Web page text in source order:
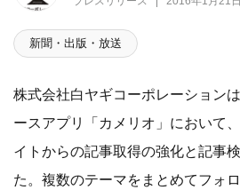
新聞・出版・放送
株式会社白ヤギコーポレーション
ースアプリ「カメリオ」において
イトからの記事取得の強化と記事
た。複数のテーマをまとめてフォ